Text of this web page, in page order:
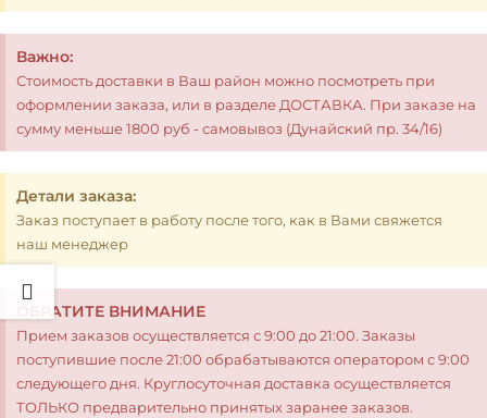
Важно:
Стоимость доставки в Ваш район можно посмотреть при
оформлении заказа, или в разделе ДОСТАВКА. При заказе на
сумму меньше 1800 руб - самовывоз (Дунайский пр. 34/16)
Детали заказа:
Заказ поступает в работу после того, как в Вами свяжется
наш менеджер
ОБРАТИТЕ ВНИМАНИЕ
Прием заказов осуществляется с 9:00 до 21:00. Заказы
поступившие после 21:00 обрабатываются оператором с 9:00
следующего дня. Круглосуточная доставка осуществляется
ТОЛЬКО предварительно принятых заранее заказов.